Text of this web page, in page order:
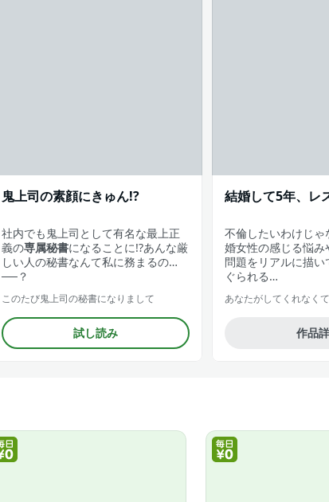
鬼上司の素顔にきゅん!?
社内でも鬼上司として有名な最上正
義の専属秘書になることに!?あんな厳
しい人の秘書なんて私に務まるの…
──？
このたび鬼上司の秘書になりまして
試し読み
結婚して5年、レ
不倫したいわけじ
婚女性の感じる悩
問題をリアルに描い
ぐられる…
あなたがしてくれなく
作品